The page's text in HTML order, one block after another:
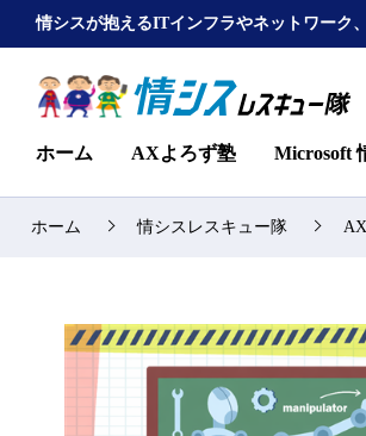
情シスが抱えるITインフラやネットワーク
ホーム AXよろず塾 Microsoft
ホーム 情シスレスキュー隊